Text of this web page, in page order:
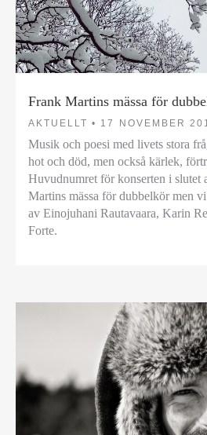
Frank Martins mässa för
AKTUELLT • 17 NOVEMBER
Musik och poesi med livets stora
hot och död, men också kärlek,
Huvudnumret för konserten i slutet
Martins mässa för dubbelkör men
av Einojuhani Rautavaara, Karin
Forte.